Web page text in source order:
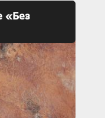
«Без